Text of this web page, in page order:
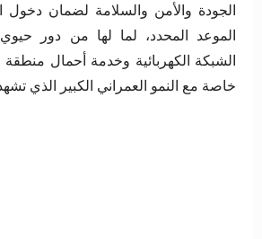
الجودة والأمن والسلامة لضمان
الموعد المحدد، لما لها من دور
الشبكة الكهربائية وخدمة أحمال
خاصة مع النمو العمراني الكبير الذي